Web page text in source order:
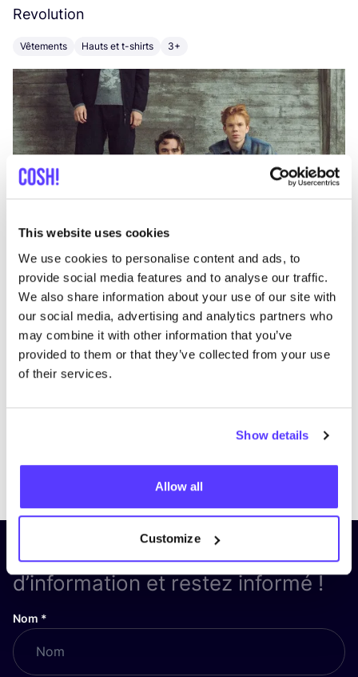
This website uses cookies
We use cookies to personalise content and ads, to
provide social media features and to analyse our traffic.
We also share information about your use of our site with
our social media, advertising and analytics partners who
may combine it with other information that you’ve
provided to them or that they’ve collected from your use
of their services.
Show details
Allow all
Customize
Revolution
Vêtements Hauts et t-shirts 3+
PreviousNext
Inscrivez-vous à notre lettre
d’information et restez informé !
Nom *